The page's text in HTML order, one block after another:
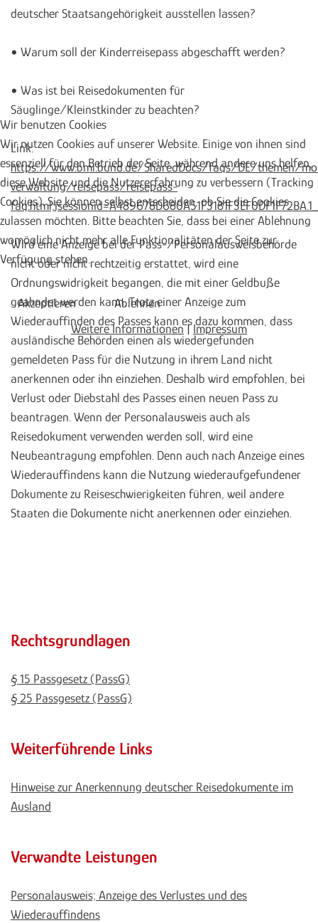
deutscher Staatsangehörigkeit ausstellen lassen?
• Warum soll der Kinderreisepass abgeschafft werden?
• Was ist bei Reisedokumenten für
Säuglinge/Kleinstkinder zu beachten?
Link:
https://www.bmi.bund.de/SharedDocs/faqs/DE/themen/
verwaltung/reisepass/reisepass-
Wird eine Anzeige bei der Pass-/Personalausweisbehörde
nicht oder nicht rechtzeitig erstattet, wird eine
Ordnungswidrigkeit begangen, die mit einer Geldbuße
geahndet werden kann. Trotz einer Anzeige zum
Wiederauffinden des Passes kann es dazu kommen, dass
ausländische Behörden einen als wiedergefunden
gemeldeten Pass für die Nutzung in ihrem Land nicht
anerkennen oder ihn einziehen. Deshalb wird empfohlen, bei
Verlust oder Diebstahl des Passes einen neuen Pass zu
beantragen. Wenn der Personalausweis auch als
Reisedokument verwenden werden soll, wird eine
Neubeantragung empfohlen. Denn auch nach Anzeige eines
Wiederauffindens kann die Nutzung wiederaufgefundener
Dokumente zu Reiseschwierigkeiten führen, weil andere
Staaten die Dokumente nicht anerkennen oder einziehen.
Rechtsgrundlagen
§ 15 Passgesetz (PassG)
§ 25 Passgesetz (PassG)
Weiterführende Links
Hinweise zur Anerkennung deutscher Reisedokumente im
Ausland
Verwandte Leistungen
Personalausweis; Anzeige des Verlustes und des
Wiederauffindens
Wir benutzen Cookies
Wir nutzen Cookies auf unserer Website. Einige von ihnen sind
essenziell für den Betrieb der Seite, während andere uns helfen,
diese Website und die Nutzererfahrung zu verbessern (Tracking
Cookies). Sie können selbst entscheiden, ob Sie die Cookies
zulassen möchten. Bitte beachten Sie, dass bei einer Ablehnung
womöglich nicht mehr alle Funktionalitäten der Seite zur
Verfügung stehen.
Akzeptieren
Ablehnen
Weitere Informationen|Impressum